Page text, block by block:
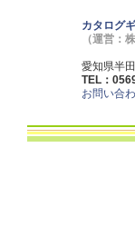
カタログ
（運営：
愛知県半
TEL：
お問い合